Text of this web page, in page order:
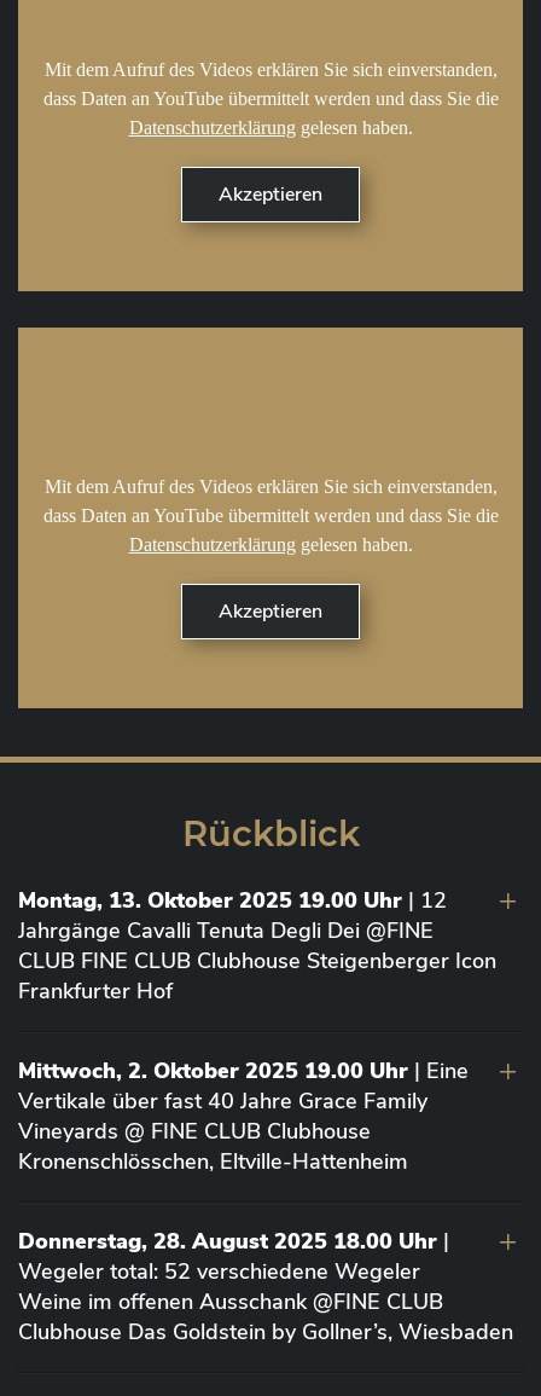
Mit dem Aufruf des Videos erklären Sie sich einverstanden,
dass Daten an YouTube übermittelt werden und dass Sie die
Datenschutzerklärung gelesen haben.
Mit dem Aufruf des Videos erklären Sie sich einverstanden,
dass Daten an YouTube übermittelt werden und dass Sie die
Datenschutzerklärung gelesen haben.
Rückblick
Montag, 13. Oktober 2025 19.00 Uhr | 12
Jahrgänge Cavalli Tenuta Degli Dei @FINE
CLUB FINE CLUB Clubhouse Steigenberger Icon
Frankfurter Hof
Mittwoch, 2. Oktober 2025 19.00 Uhr | Eine
Vertikale über fast 40 Jahre Grace Family
Vineyards @ FINE CLUB Clubhouse
Kronenschlösschen, Eltville-Hattenheim
Donnerstag, 28. August 2025 18.00 Uhr |
Wegeler total: 52 verschiedene Wegeler
Weine im offenen Ausschank @FINE CLUB
Clubhouse Das Goldstein by Gollner’s, Wiesbaden